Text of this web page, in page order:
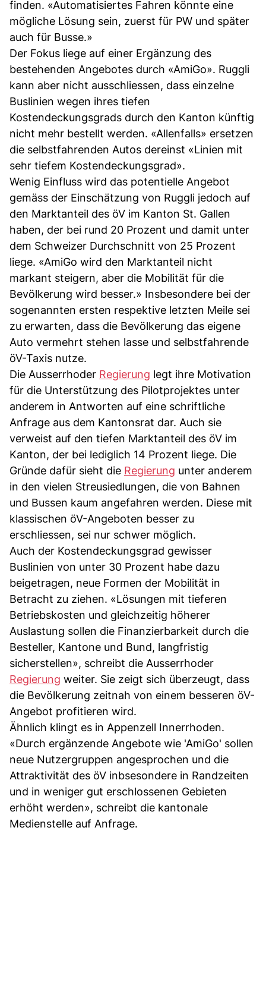
finden. «Automatisiertes Fahren könnte eine
mögliche Lösung sein, zuerst für PW und später
auch für Busse.»
Der Fokus liege auf einer Ergänzung des
bestehenden Angebotes durch «AmiGo». Ruggli
kann aber nicht ausschliessen, dass einzelne
Buslinien wegen ihres tiefen
Kostendeckungsgrads durch den Kanton künftig
nicht mehr bestellt werden. «Allenfalls» ersetzen
die selbstfahrenden Autos dereinst «Linien mit
sehr tiefem Kostendeckungsgrad».
Wenig Einfluss wird das potentielle Angebot
gemäss der Einschätzung von Ruggli jedoch auf
den Marktanteil des öV im Kanton St. Gallen
haben, der bei rund 20 Prozent und damit unter
dem Schweizer Durchschnitt von 25 Prozent
liege. «AmiGo wird den Marktanteil nicht
markant steigern, aber die Mobilität für die
Bevölkerung wird besser.» Insbesondere bei der
sogenannten ersten respektive letzten Meile sei
zu erwarten, dass die Bevölkerung das eigene
Auto vermehrt stehen lasse und selbstfahrende
öV-Taxis nutze.
Die Ausserrhoder Regierung legt ihre Motivation
für die Unterstützung des Pilotprojektes unter
anderem in Antworten auf eine schriftliche
Anfrage aus dem Kantonsrat dar. Auch sie
verweist auf den tiefen Marktanteil des öV im
Kanton, der bei lediglich 14 Prozent liege. Die
Gründe dafür sieht die Regierung unter anderem
in den vielen Streusiedlungen, die von Bahnen
und Bussen kaum angefahren werden. Diese mit
klassischen öV-Angeboten besser zu
erschliessen, sei nur schwer möglich.
Auch der Kostendeckungsgrad gewisser
Buslinien von unter 30 Prozent habe dazu
beigetragen, neue Formen der Mobilität in
Betracht zu ziehen. «Lösungen mit tieferen
Betriebskosten und gleichzeitig höherer
Auslastung sollen die Finanzierbarkeit durch die
Besteller, Kantone und Bund, langfristig
sicherstellen», schreibt die Ausserrhoder
Regierung weiter. Sie zeigt sich überzeugt, dass
die Bevölkerung zeitnah von einem besseren öV-
Angebot profitieren wird.
Ähnlich klingt es in Appenzell Innerrhoden.
«Durch ergänzende Angebote wie 'AmiGo' sollen
neue Nutzergruppen angesprochen und die
Attraktivität des öV inbsesondere in Randzeiten
und in weniger gut erschlossenen Gebieten
erhöht werden», schreibt die kantonale
Medienstelle auf Anfrage.